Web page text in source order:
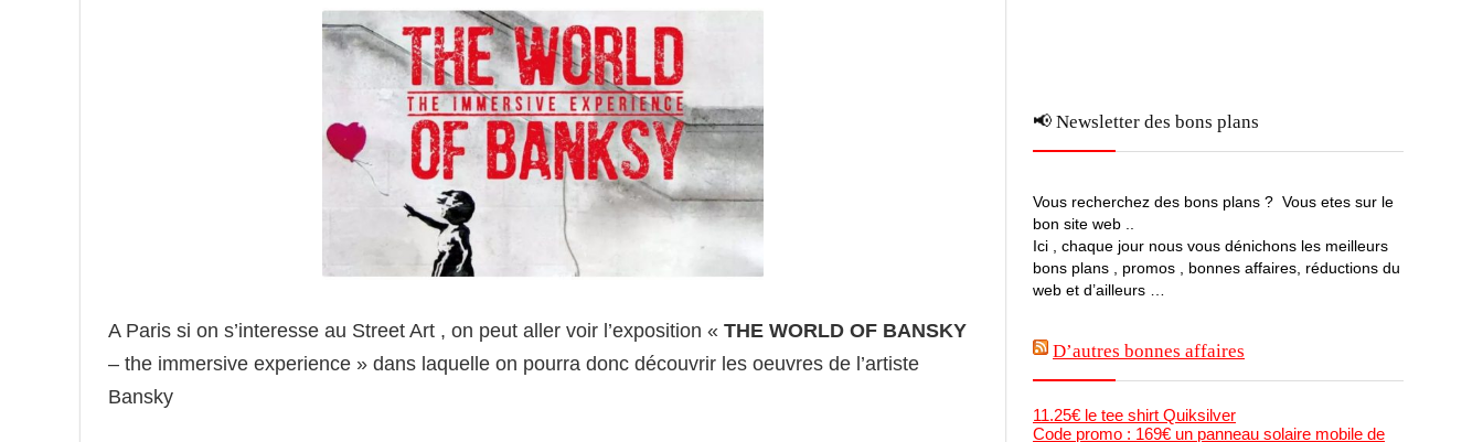
A Paris si on s’interesse au Street Art , on peut aller voir l’exposition « THE WORLD OF BANSKY
– the immersive experience » dans laquelle on pourra donc découvrir les oeuvres de l’artiste
Bansky
📢 Newsletter des bons plans
Vous recherchez des bons plans ? Vous etes sur le
bon site web ..
Ici , chaque jour nous vous dénichons les meilleurs
bons plans , promos , bonnes affaires, réductions du
web et d’ailleurs …
D’autres bonnes affaires
11.25€ le tee shirt Quiksilver
Code promo : 169€ un panneau solaire mobile de